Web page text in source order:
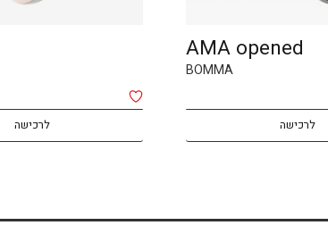
AMA opened
BOMMA
לרכישה לרכישה